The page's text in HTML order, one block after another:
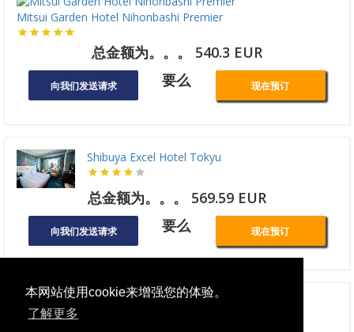
本网站使用cookie来增强您的体验。
了解更多
Mitsui Garden Hotel Nihonbashi Premier
总金额为。。。 540.3 EUR
向我们发送请求 要么 现在预订
Shibuya Excel Hotel Tokyu
总金额为。。。 569.59 EUR
向我们发送请求 要么 现在预订
Tokyo Bay Shiomi Prince Hotel